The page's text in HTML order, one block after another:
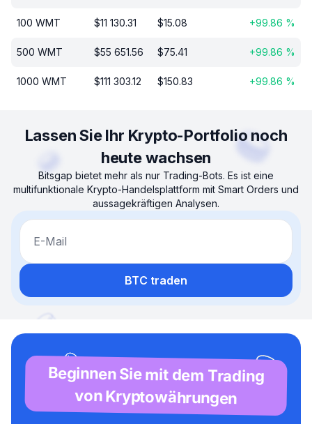
100 WMT $11 130.31 $15.08 +99.86 %
500 WMT $55 651.56 $75.41 +99.86 %
1000 WMT $111 303.12 $150.83 +99.86 %
Lassen Sie Ihr Krypto-Portfolio noch
heute wachsen
Bitsgap bietet mehr als nur Trading-Bots. Es ist eine
multifunktionale Krypto-Handelsplattform mit Smart Orders und
aussagekräftigen Analysen.
E-Mail
BTC traden
Beginnen Sie mit dem Trading
von Kryptowährungen